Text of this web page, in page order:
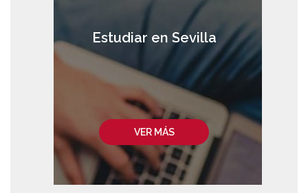
VER MÁS
Estudiar en Sevilla